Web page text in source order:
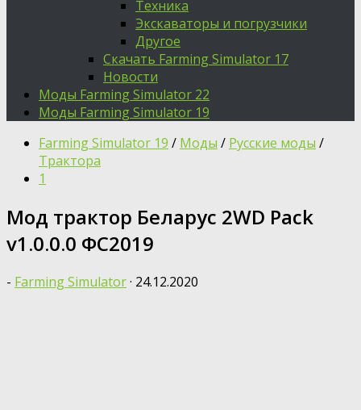
Техника
Экскаваторы и погрузчики
Другое
Скачать Farming Simulator 17
Новости
Моды Farming Simulator 22
Моды Farming Simulator 19
Farming Simulator 19 / Моды / Русские моды /
Трактора
1
Мод трактор Беларус 2WD Pack
v1.0.0.0 ФС2019
- Farming Simulator· 24.12.2020